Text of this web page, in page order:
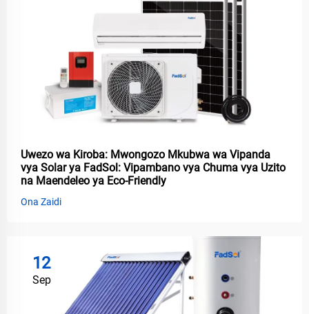
Uwezo wa Kiroba: Mwongozo Mkubwa wa Vipanda
vya Solar ya FadSol: Vipambano vya Chuma vya Uzito
na Maendeleo ya Eco-Friendly
Ona Zaidi
12
Sep